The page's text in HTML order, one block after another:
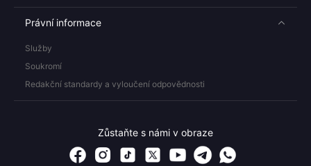
Právní informace
Služby
Soukromí
Redakční standardy a vyloučení odpovědnosti
Zůstaňte s námi v obraze